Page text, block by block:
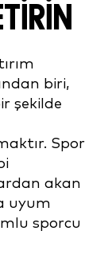
biri,
şekilde
Spor
akan
uyum
sporcu